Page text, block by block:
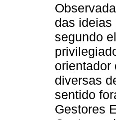
das ideias
segundo
orientador
diversas
sentido
Gestores